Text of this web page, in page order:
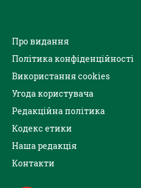
Про видання
Політика конфіденційності
Використання cookies
Угода користувача
Редакційна політика
Кодекс етики
Наша редакція
Контакти